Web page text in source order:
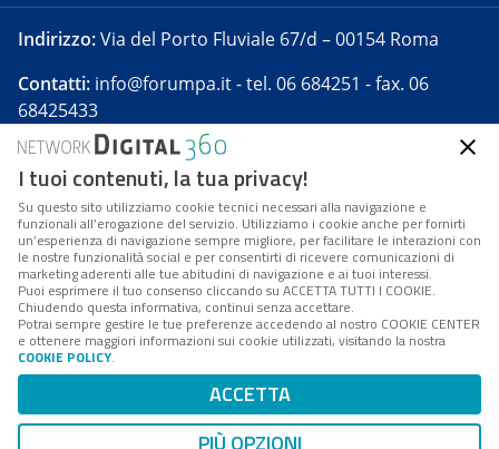
Indirizzo:Via del Porto Fluviale 67/d – 00154 Roma
Contatti: info@forumpa.it- tel. 06 684251 - fax. 06
68425433
Forumpa.itè una pubblicazione telematica iscritta
presso Registro della stampa del Tribunale di Roma -
Reg. n. 182 del 2 maggio 2008 - Direttore resp. Michela
Stentella
FPA s.r.l. è società soggetta a Direzione e
Coordinamento da parte di Digital360 S.p.A. - FPA s.r.l.
è un'azienda certificata per il sistema di management
Codice Fiscale/Partita IVA n. 10693191008 - R.E.A. Roma
n. 1249791. ISP AWS
Mappa del sito
I tuoi contenuti, la tua privacy!
Su questo sito utilizziamo cookie tecnici necessari alla navigazione e
funzionali all’erogazione del servizio. Utilizziamo i cookie anche per fornirti
un’esperienza di navigazione sempre migliore, per facilitare le interazioni con
le nostre funzionalità social e per consentirti di ricevere comunicazioni di
marketing aderenti alle tue abitudini di navigazione e ai tuoi interessi.
Puoi esprimere il tuo consenso cliccando su ACCETTA TUTTI I COOKIE.
Chiudendo questa informativa, continui senza accettare.
Potrai sempre gestire le tue preferenze accedendo al nostro COOKIE CENTER
e ottenere maggiori informazioni sui cookie utilizzati, visitando la nostra
COOKIE POLICY.
ACCETTA
PIÙ OPZIONI